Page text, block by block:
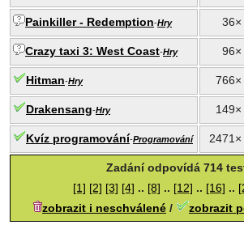
Painkiller - Redemption-Hry 36×
Crazy taxi 3: West Coast-Hry 96×
Hitman-Hry 766×
Drakensang-Hry 149×
Kvíz programování-Programování 2471×
Zadání odpovídá 714
[1] [2] [3] [4] .. [8] .. [12] .. [16] ..
zobrazit i neschválené / zobrazit